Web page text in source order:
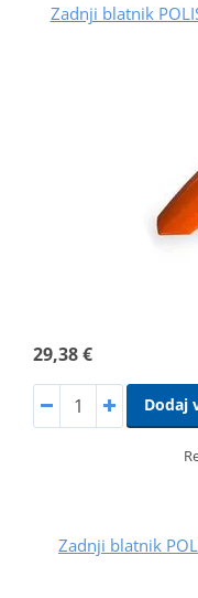
Zadnji blatnik
29,38 €
Dodaj
Zadnji blatnik